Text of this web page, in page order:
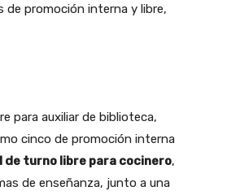
de promoción interna y libre,
para auxiliar de biblioteca,
cinco de promoción interna
de turno libre para cocinero,
de enseñanza, junto a una